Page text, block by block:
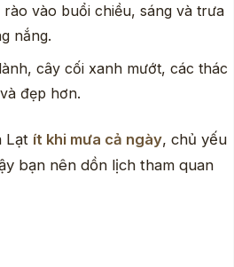
vào buổi chiều, sáng và trưa
nắng.
cây cối xanh mướt, các thác
đẹp hơn.
Lạt ít khi mưa cả ngày, chủ yếu
bạn nên dồn lịch tham quan